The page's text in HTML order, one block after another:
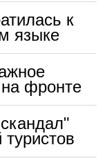
к
языке
фронте
туристов